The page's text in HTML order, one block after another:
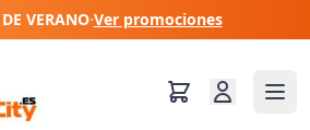
VERANO·Ver promociones